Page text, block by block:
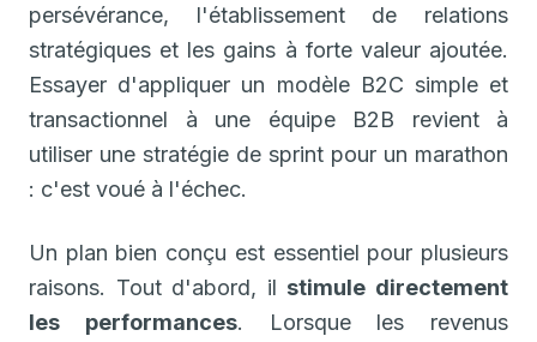
persévérance, l'établissement de relations
stratégiques et les gains à forte valeur ajoutée.
Essayer d'appliquer un modèle B2C simple et
transactionnel à une équipe B2B revient à
utiliser une stratégie de sprint pour un marathon
: c'est voué à l'échec.
Un plan bien conçu est essentiel pour plusieurs
raisons. Tout d'abord, il stimule directement
les performances. Lorsque les revenus